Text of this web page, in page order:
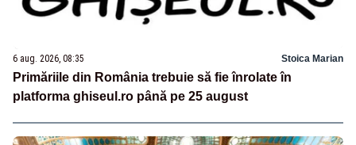
6 aug. 2026, 08:35 Stoica Marian
Primăriile din România trebuie să fie înrolate în
platforma ghiseul.ro până pe 25 august